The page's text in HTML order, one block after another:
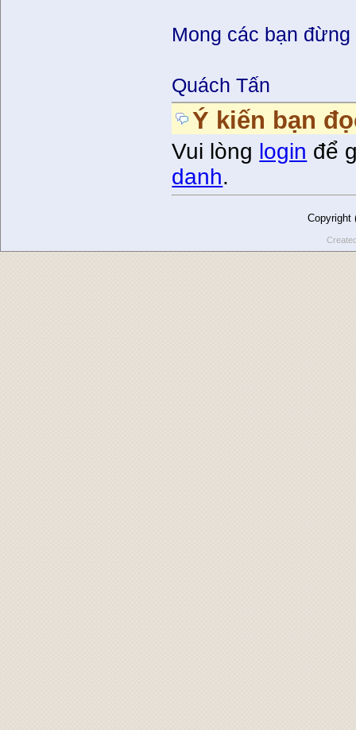
Mong các bạn
Quách Tấn
Ý kiến bạn
Vui lòng login để
danh.
Copyright